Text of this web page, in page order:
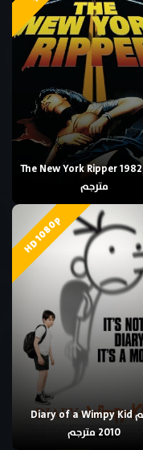
فيلم The New York Ripper 1982
مترجم
HD 1080p
فيلم Diary of a Wimpy Kid
2010 مترجم